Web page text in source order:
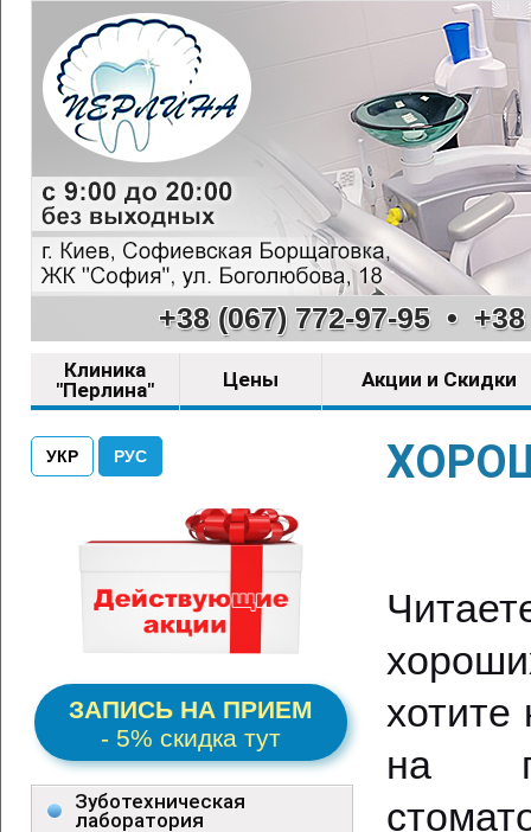
+38 (067) 772-97-95•
Клиника
"Перлина"
Цены Акции и Скидки
УКР РУС
ЗАПИСЬ НА ПРИЕМ
- 5% скидка тут
Зуботехническая
лаборатория
хотите
на